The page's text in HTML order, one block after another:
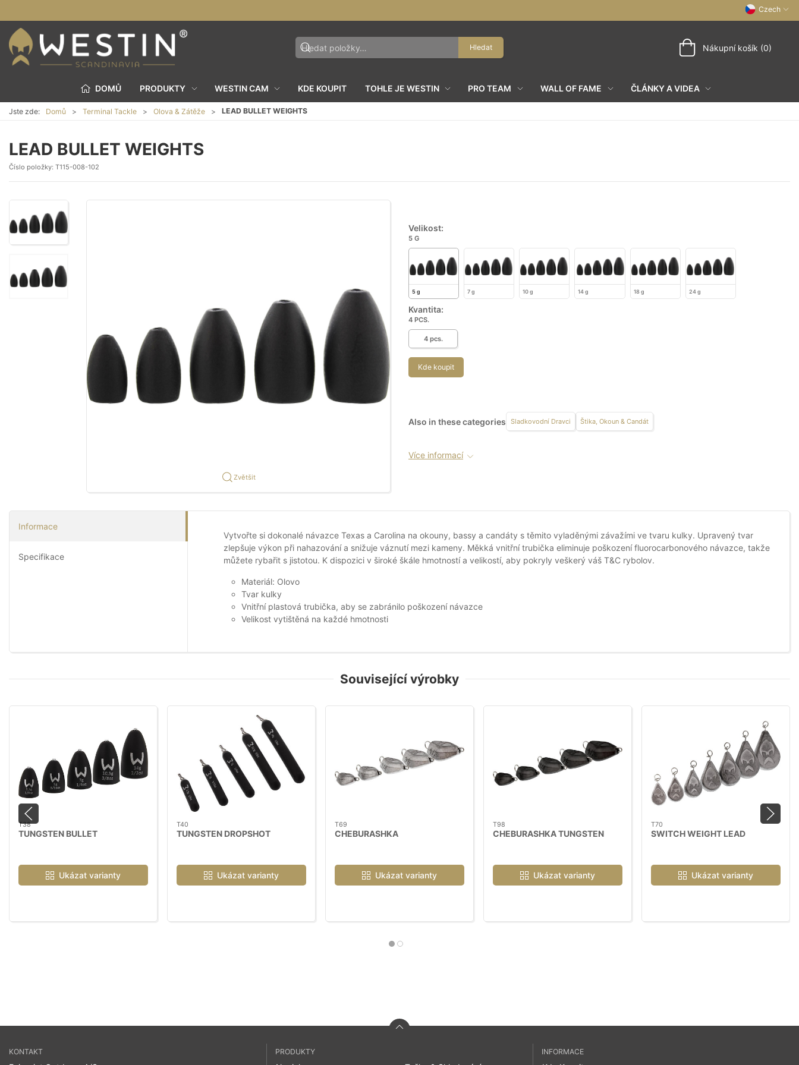
Czech
Hledat Nákupní košík (0)
DOMŮ PRODUKTY WESTIN CAM KDE KOUPIT TOHLE JE WESTIN PRO TEAM WALL OF FAME ČLÁNKY A VIDEA
Jste zde: Domů Terminal Tackle Olova & Zátěže LEAD BULLET WEIGHTS
LEAD BULLET WEIGHTS
Číslo položky: T115-008-102
Zvětšit
Velikost:
5 G
5 g 7 g 10 g 14 g 18 g 24 g
Kvantita:
4 PCS.
4 pcs.
Kde koupit
Also in these categories Sladkovodní Dravci Štika, Okoun & Candát
Více informací
Informace
Specifikace
Vytvořte si dokonalé návazce Texas a Carolina na okouny, bassy a candáty s těmito vyladěnými závažími ve tvaru kulky. Upravený tvar
zlepšuje výkon při nahazování a snižuje váznutí mezi kameny. Měkká vnitřní trubička eliminuje poškození fluorocarbonového návazce, takže
můžete rybařit s jistotou. K dispozici v široké škále hmotností a velikostí, aby pokryly veškerý váš T&C rybolov.
Materiál: Olovo
Tvar kulky
Vnitřní plastová trubička, aby se zabránilo poškození návazce
Velikost vytištěná na každé hmotnosti
Související výrobky
T38
TUNGSTEN BULLET
Ukázat varianty
T40
TUNGSTEN DROPSHOT
Ukázat varianty
T69
CHEBURASHKA
Ukázat varianty
T98
CHEBURASHKA TUNGSTEN
Ukázat varianty
T70
SWITCH WEIGHT LEAD
Ukázat varianty
KONTAKT PRODUKTY INFORMACE